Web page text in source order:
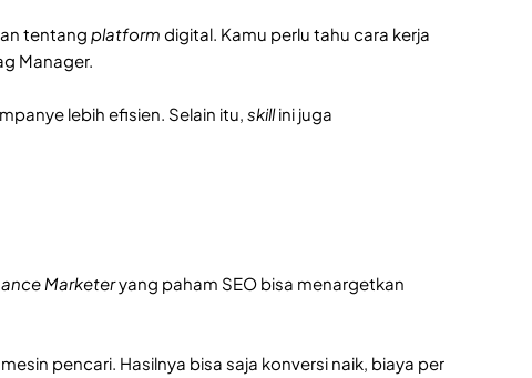
tentang platform digital. Kamu perlu tahu cara kerja
Manager.
lebih efisien. Selain itu, skillini juga
Marketeryang paham SEO bisa menargetkan
pencari. Hasilnya bisa saja konversi naik, biaya per